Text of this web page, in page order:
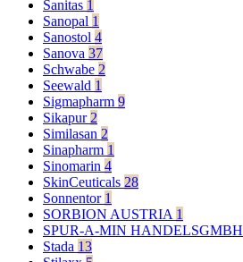
Sanitas 1
Sanopal 1
Sanostol 4
Sanova 37
Schwabe 2
Seewald 1
Sigmapharm 9
Sikapur 2
Similasan 2
Sinapharm 1
Sinomarin 4
SkinCeuticals 28
Sonnentor 1
SORBION AUSTRIA 1
SPUR-A-MIN HANDELSGMBH
Stada 13